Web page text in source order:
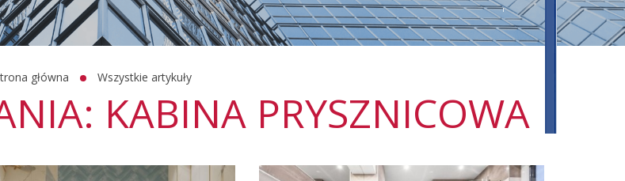
główna Wszystkie artykuły
KABINA PRYSZNICOWA